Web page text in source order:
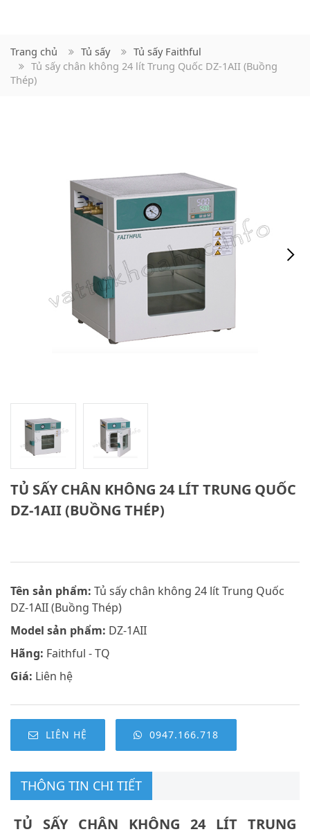
Trang chủ Tủ sấy
Tủ sấy Faithful
Tủ sấy chân không 24 lít Trung Quốc DZ-1AII (Buồng
Thép)
TỦ SẤY CHÂN KHÔNG 24 LÍT TRUNG QUỐC
DZ-1AII (BUỒNG THÉP)
Tên sản phẩm: Tủ sấy chân không 24 lít Trung Quốc
DZ-1AII (Buồng Thép)
Model sản phẩm: DZ-1AII
Hãng: Faithful - TQ
Giá: Liên hệ
LIÊN HỆ 0947.166.718
THÔNG TIN CHI TIẾT
TỦ SẤY CHÂN KHÔNG 24 LÍT TRUNG